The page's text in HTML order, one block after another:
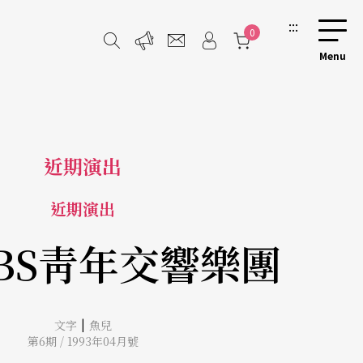
0 :::
近期演出
近期演出
靑年交響樂團
文字 | 魚兒
第6期 / 1993年04月號